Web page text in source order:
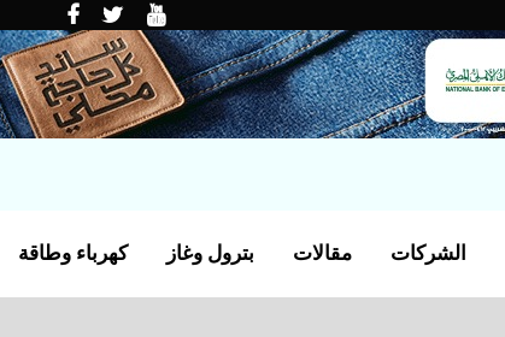
كهرباء وطاقة بترول وغاز مقالات الشركات